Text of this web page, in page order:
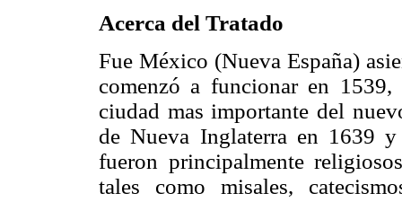
Acerca del Tratado
Fue México (Nueva España)
comenzó a funcionar en
ciudad mas importante del
de Nueva Inglaterra en 1639
fueron principalmente
tales como misales,